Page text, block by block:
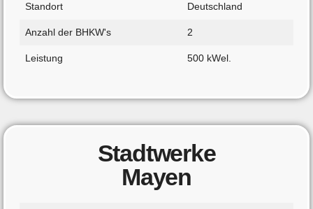
Standort Deutschland
Anzahl der BHKW's 2
Leistung 500 kWel.
Stadtwerke
Mayen